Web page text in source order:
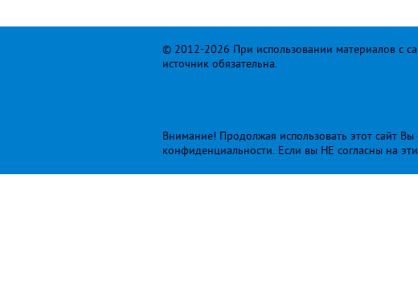
© 2012-2026 При использовании материалов с
источник обязательна.
Внимание! Продолжая использовать этот сайт
конфиденциальности. Если вы НЕ согласны на